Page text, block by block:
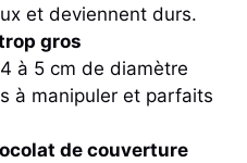
et deviennent durs.
gros
à 5 cm de diamètre
à manipuler et parfaits
de couverture